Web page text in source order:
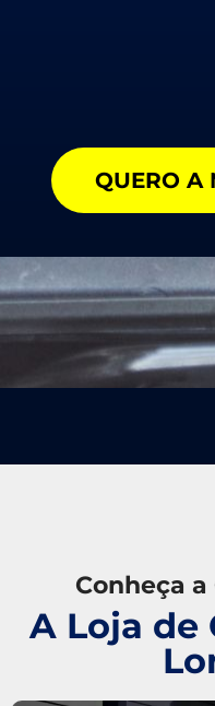
QUERO A
Conheça
A Loja de